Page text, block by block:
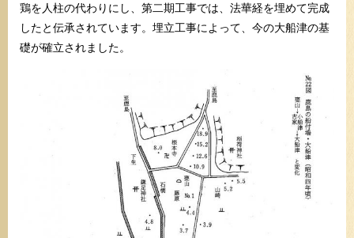
鶏を人柱の代わりにし、第二期工事では、法華経を埋めて完成
したと伝承されています。埋立工事によって、今の大船津の基
礎が確立されました。